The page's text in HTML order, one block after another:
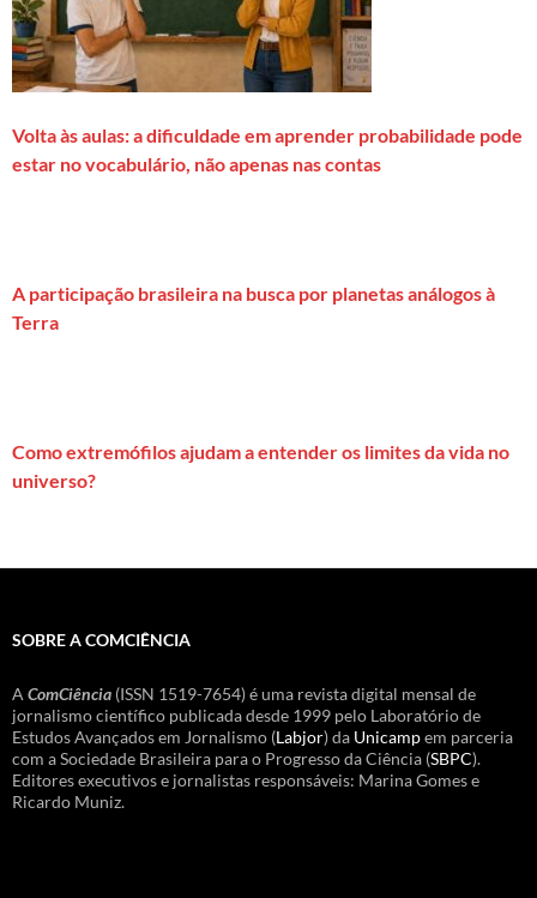
Volta às aulas: a dificuldade em aprender probabilidade pode
estar no vocabulário, não apenas nas contas
A participação brasileira na busca por planetas análogos à
Terra
Como extremófilos ajudam a entender os limites da vida no
universo?
SOBRE A COMCIÊNCIA
A ComCiência (ISSN 1519-7654) é uma revista digital mensal de
jornalismo científico publicada desde 1999 pelo Laboratório de
Estudos Avançados em Jornalismo (Labjor) da Unicampem parceria
com a Sociedade Brasileira para o Progresso da Ciência (SBPC).
Editores executivos e jornalistas responsáveis: Marina Gomes e
Ricardo Muniz.